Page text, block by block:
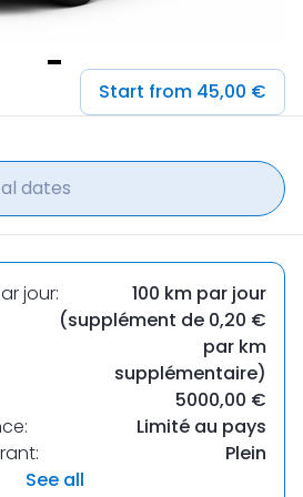
Start from 45,00 €
dates
jour:
100 km par jour
(supplément de 0,20 €
par km
supplémentaire)
5000,00 €
Limité au pays
Plein
See all